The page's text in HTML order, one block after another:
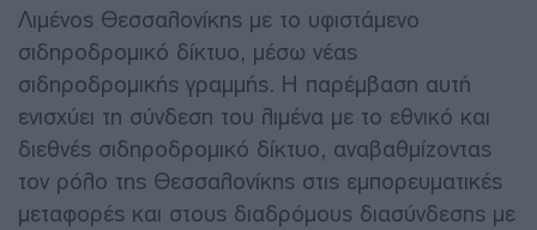
Λιμένος Θεσσαλονίκης με το υφιστάμενο
σιδηροδρομικό δίκτυο, μέσω νέας
σιδηροδρομικής γραμμής. Η παρέμβαση αυτή
ενισχύει τη σύνδεση του λιμένα με το εθνικό και
διεθνές σιδηροδρομικό δίκτυο, αναβαθμίζοντας
τον ρόλο της Θεσσαλονίκης στις εμπορευματικές
μεταφορές και στους διαδρόμους διασύνδεσης με